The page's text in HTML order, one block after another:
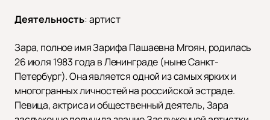
Деятельность:артист
Зара, полное имя Зарифа Пашаевна Мгоян, родилась
26 июля 1983 года в Ленинграде (ныне Санкт-
Петербург). Она является одной из самых ярких и
многогранных личностей на российской эстраде.
Певица, актриса и общественный деятель, Зара